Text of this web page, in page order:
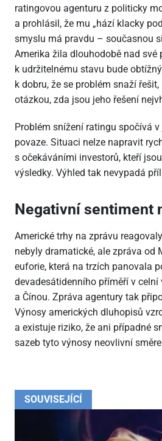
SOUVISEJÍCÍ
ratingovou agenturu z politicky
a prohlásil, že mu „hází klacky
smyslu má pravdu – současnou
Amerika žila dlouhodobě nad své
k udržitelnému stavu bude
k dobru, že se problém snaží
otázkou, zda jsou jeho řešení
Problém snížení ratingu spočívá
povaze. Situaci nelze napravit
s očekáváními investorů, kteří
výsledky. Výhled tak nevypadá
Negativní sentiment
Americké trhy na zprávu
nebyly dramatické, ale zpráva od
euforie, která na trzích panovala
devadesátidenního příměří v celní
a Čínou. Zpráva agentury tak
Výnosy amerických dluhopisů
a existuje riziko, že ani případné
sazeb tyto výnosy neovlivní